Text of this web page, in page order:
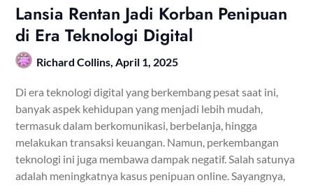
Lansia Rentan Jadi Korban Penipuan
di Era Teknologi Digital
Richard Collins, April 1, 2025
Di era teknologi digital yang berkembang pesat saat ini,
banyak aspek kehidupan yang menjadi lebih mudah,
termasuk dalam berkomunikasi, berbelanja, hingga
melakukan transaksi keuangan. Namun, perkembangan
teknologi ini juga membawa dampak negatif. Salah satunya
adalah meningkatnya kasus penipuan online. Sayangnya,